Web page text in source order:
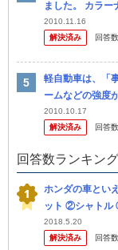
ました。 カラー
ツの方は上、 下
ト9...
2010.11.16
解決済み
回答数
軽自動車は、「
ームなどの強度
狭いから正面衝
ょうか？ 普
2010.10.17
解決済み
回答数
回答数ランキング
ホンダの車とい
ット ②シャト
ゼル ⑦CR-V
2018.5.20
解決済み
回答数